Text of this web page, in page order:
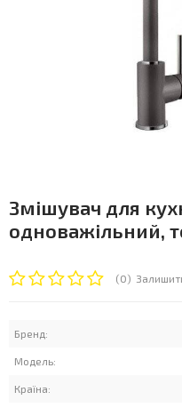
Змішувач для
одноважільний,
(0)
Бренд:
Модель:
Країна: